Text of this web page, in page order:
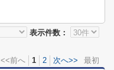
表示件数：
<<前へ 1 2 次へ>> 最初